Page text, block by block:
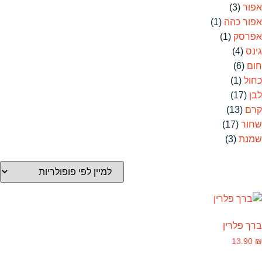
אפור (3)
אפור כהה (1)
אפרסק (1)
גינס (4)
חום (6)
כחול (1)
לבן (17)
קרם (13)
שחור (17)
שמנת (3)
ברך פלרין
13.90 ₪